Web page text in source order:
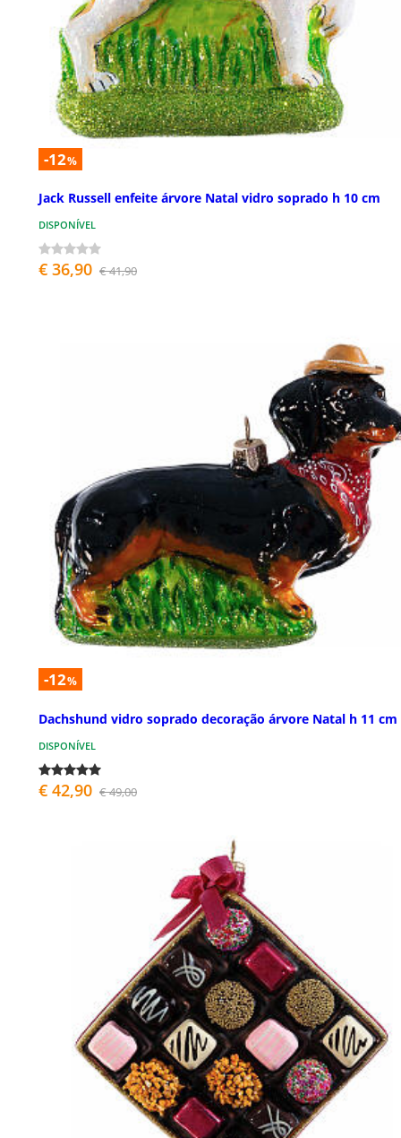
-12%
Jack Russell enfeite árvore Natal vidro soprado h 10 cm
DISPONÍVEL
€ 36,90 € 41,90
-12%
Dachshund vidro soprado decoração árvore Natal h 11 cm
DISPONÍVEL
€ 42,90 € 49,00